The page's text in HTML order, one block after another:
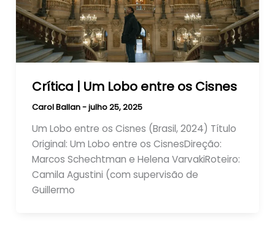
Crítica | Um Lobo entre os Cisnes
Carol Ballan-julho 25, 2025
Um Lobo entre os Cisnes (Brasil, 2024) Título
Original: Um Lobo entre os CisnesDireção:
Marcos Schechtman e Helena VarvakiRoteiro:
Camila Agustini (com supervisão de
Guillermo